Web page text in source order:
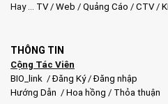
Hay …
TV/ Web / Quảng Cáo / CTV/
THÔNG TIN
Cộng Tác Viên
BIO_link /Đăng Ký /Đăng nhập
Hướng Dẫn / Hoa hồng / Thỏa thuận